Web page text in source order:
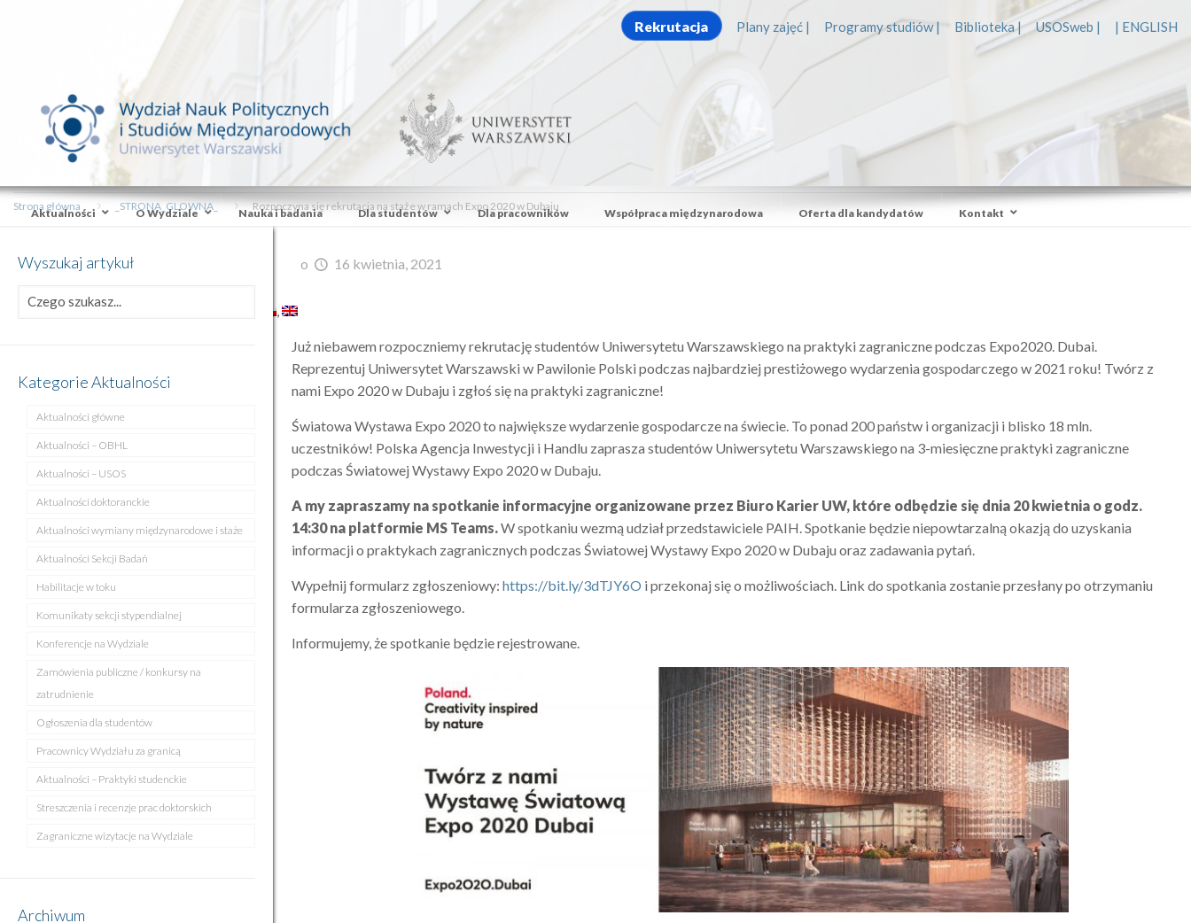
Rekrutacja Plany zajęć | Programy studiów | Biblioteka | USOSweb | | ENGLISH
Aktualności O Wydziale Nauka i badania Dla studentów Dla pracowników Współpraca międzynarodowa Oferta dla kandydatów Kontakt
Strona główna _STRONA_GLOWNA_ Rozpoczyna się rekrutacja na staże w ramach Expo 2020 w Dubaju
o 16 kwietnia, 2021
Już niebawem rozpoczniemy rekrutację studentów Uniwersytetu Warszawskiego na praktyki zagraniczne podczas Expo2020. Dubai.
Reprezentuj Uniwersytet Warszawski w Pawilonie Polski podczas najbardziej prestiżowego wydarzenia gospodarczego w 2021 roku! Twórz z
nami Expo 2020 w Dubaju i zgłoś się na praktyki zagraniczne!
Światowa Wystawa Expo 2020 to największe wydarzenie gospodarcze na świecie. To ponad 200 państw i organizacji i blisko 18 mln.
uczestników! Polska Agencja Inwestycji i Handlu zaprasza studentów Uniwersytetu Warszawskiego na 3-miesięczne praktyki zagraniczne
podczas Światowej Wystawy Expo 2020 w Dubaju.
A my zapraszamy na spotkanie informacyjne organizowane przez Biuro Karier UW, które odbędzie się dnia 20 kwietnia o godz.
14:30 na platformie MS Teams.W spotkaniu wezmą udział przedstawiciele PAIH. Spotkanie będzie niepowtarzalną okazją do uzyskania
informacji o praktykach zagranicznych podczas Światowej Wystawy Expo 2020 w Dubaju oraz zadawania pytań.
Wypełnij formularz zgłoszeniowy:https://bit.ly/3dTJY6O i przekonaj się o możliwościach. Link do spotkania zostanie przesłany po otrzymaniu
formularza zgłoszeniowego.
Informujemy, że spotkanie będzie rejestrowane.
Wyszukaj artykuł
Kategorie Aktualności
Aktualności główne
Aktualności – OBHL
Aktualności – USOS
Aktualności doktoranckie
Aktualności wymiany międzynarodowe i staże
Aktualności Sekcji Badań
Habilitacje w toku
Komunikaty sekcji stypendialnej
Konferencje na Wydziale
Zamówienia publiczne / konkursy na
zatrudnienie
Ogłoszenia dla studentów
Pracownicy Wydziału za granicą
Aktualności – Praktyki studenckie
Streszczenia i recenzje prac doktorskich
Zagraniczne wizytacje na Wydziale
Archiwum